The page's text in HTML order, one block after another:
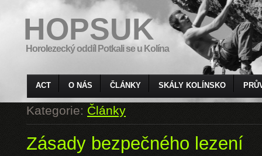
HOPSUK
Horolezecký oddíl Potkali se u Kolína
ACT O NÁS ČLÁNKY SKÁLY KOLÍNSKO
Kategorie:Články
Zásady bezpečného lezení